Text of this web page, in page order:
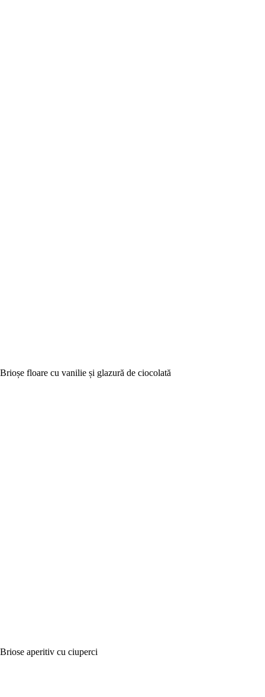
Brioșe floare cu vanilie și glazură de ciocolată
Briose aperitiv cu ciuperci